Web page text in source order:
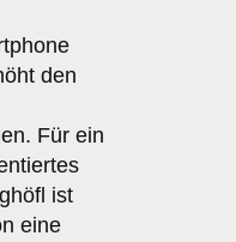
den
Für ein
ist
eine